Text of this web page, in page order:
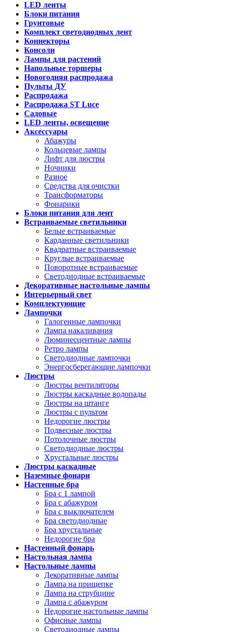
LED ленты
Блоки питания
Грунтовые
Комплект светодиодных лент
Коннекторы
Консоли
Лампы для растений
Напольные торшеры
Новогодняя распродажа
Пульты ДУ
Распродажа
Распродажа ST Luce
Садовые
LED ленты, освещение
Аксессуары
Абажуры
Кольцевые лампы
Лифт для люстры
Ночники
Разное
Средства для очистки
Трансформаторы
Фонарики
Блоки питания для лент
Встраиваемые светильники
Белые встраиваемые
Карданные светильники
Квадратные встраиваемые
Круглые встраиваемые
Поворотные встраиваемые
Светодиодные встраиваемые
Декоративные настольные лампы
Интерьерный свет
Комплектующие
Лампочки
Галогенные лампочки
Лампа накаливания
Люминесцентные лампы
Ретро лампы
Светодиодные лампочки
Энергосберегающие лампочки
Люстры
Люстры вентиляторы
Люстры каскадные водопады
Люстры на штанге
Люстры с пультом
Недорогие люстры
Подвесные люстры
Потолочные люстры
Светодиодные люстры
Хрустальные люстры
Люстры каскадные
Наземные фонари
Настенные бра
Бра с 1 лампой
Бра с абажуром
Бра с выключателем
Бра светодиодные
Бра хрустальные
Недорогие бра
Настенный фонарь
Настольная лампа
Настольные лампы
Декоративные лампы
Лампа на прищепке
Лампа на струбцине
Лампа с абажуром
Недорогие настольные лампы
Офисные лампы
Светодиодные лампы